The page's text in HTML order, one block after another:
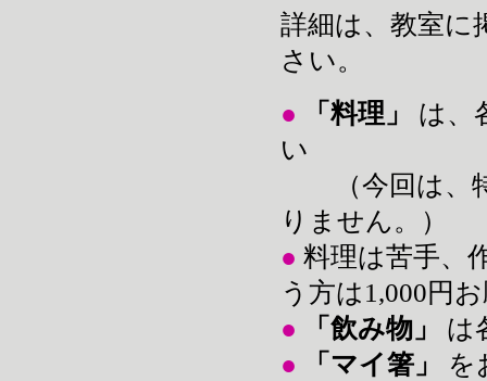
詳細は、教室に
さい。
●
「料理」 は、
い
（今回は、特
りません。）
● 料理は苦手、
う方は1,000円
●
「飲み物」 は
●
「 マイ箸」
を